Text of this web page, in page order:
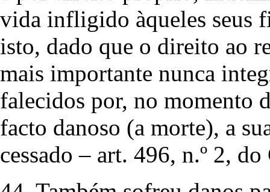
vida infligido àqueles seus
isto, dado que o direito ao
mais importante nunca
falecidos por, no momento
facto danoso (a morte), a
cessado – art. 496, n.º 2,